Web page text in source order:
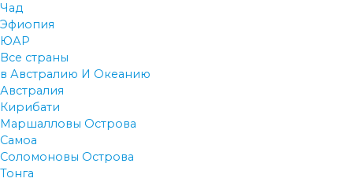
Чад
Эфиопия
ЮАР
Все страны
в Австралию И Океанию
Австралия
Кирибати
Маршалловы Острова
Самоа
Соломоновы Острова
Тонга